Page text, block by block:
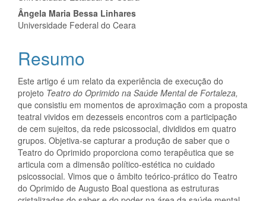
do
artigo
principal
Ângela Maria Bessa Linhares
Universidade Federal do Ceara
Resumo
Este artigo é um relato da experiência de execução do
projeto Teatro do Oprimido na Saúde Mental de Fortaleza,
que consistiu em momentos de aproximação com a proposta
teatral vividos em dezesseis encontros com a participação
de cem sujeitos, da rede psicossocial, divididos em quatro
grupos. Objetiva-se capturar a produção de saber que o
Teatro do Oprimido proporciona como terapêutica que se
articula com a dimensão político-estética no cuidado
psicossocial. Vimos que o âmbito teórico-prático do Teatro
do Oprimido de Augusto Boal questiona as estruturas